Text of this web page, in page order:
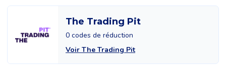
The Trading Pit
0 codes de réduction
Voir The Trading Pit